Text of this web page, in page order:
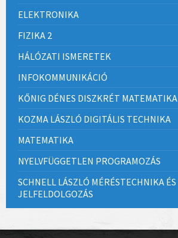
ELEKTRONIKA
FIZIKA 2
HÁLÓZATI ISMERETEK
INFOKOMMUNIKÁCIÓ
KŐNIG DÉNES DISZKRÉT MATEMATIKA
KOZMA LÁSZLÓ DIGITÁLIS TECHNIKA
MATEMATIKA
NYELVFÜGGETLEN PROGRAMOZÁS
SCHNELL LÁSZLÓ MÉRÉSTECHNIKA ÉS
JELFELDOLGOZÁS